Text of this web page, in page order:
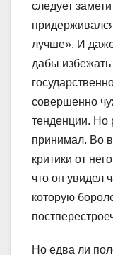
следует
лучше». И
дабы избежать
совершенно
тенденции. Но
принимал. Во
критики от
что он увидел
которую
Но едва ли